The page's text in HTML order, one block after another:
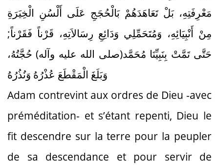
مَعْرِفَتِهِ، بَلْ تَعَاهَدَهُمْ بَالْحُجَجِ عَلَى أَلْسُنِ الْخِيَرَةِ
مِنْ أَنْبِيَائِهِ، وَمُتَحَمِّلِي وَدَائِعِ رِسَالاَتِهِ، قَرْناً فَقَرْناً;
حَتَّى تَمَّتْ بِنَبِيِّنَا مُحَمَّد(صلى الله عليه وآله) حُجَّتُهُ،
وَبَلَغَ الْمَقْطَعَ عُذْرُهُ وَنُذُرُهُ
Adam contrevint aux ordres de Dieu -avec
préméditation- et s’étant repenti, Dieu le
fit descendre sur la terre pour la peupler
de sa descendance et pour servir de